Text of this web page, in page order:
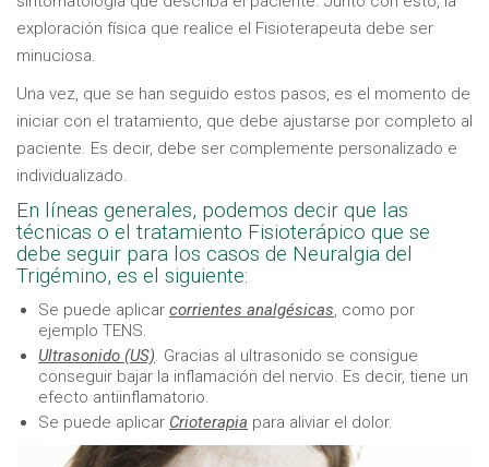
exploración física que realice el Fisioterapeuta debe ser
minuciosa.
Una vez, que se han seguido estos pasos, es el momento de
iniciar con el tratamiento, que debe ajustarse por completo al
paciente. Es decir, debe ser complemente personalizado e
individualizado.
En líneas generales, podemos decir que las
técnicas o el tratamiento Fisioterápico que se
debe seguir para los casos de Neuralgia del
Trigémino, es el siguiente:
Se puede aplicar corrientes analgésicas, como por
ejemplo TENS.
Ultrasonido (US). Gracias al ultrasonido se consigue
conseguir bajar la inflamación del nervio. Es decir, tiene un
efecto antiinflamatorio.
Se puede aplicar Crioterapia para aliviar el dolor.